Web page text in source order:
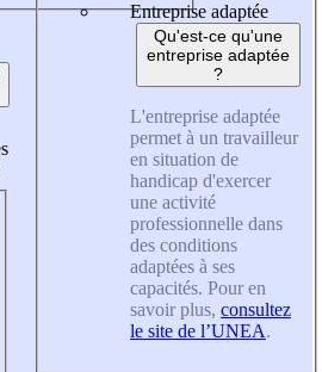
Entreprise adaptée
Qu'est-ce qu'une
entreprise adaptée
?
L'entreprise adaptée
permet à un travailleur
en situation de
handicap d'exercer
une activité
professionnelle dans
des conditions
adaptées à ses
capacités. Pour en
savoir plus, consultez
le site de l’UNEA.